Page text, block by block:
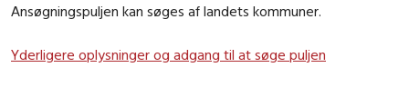
Ansøgningspuljen kan søges af landets kommuner.
Yderligere oplysninger og adgang til at søge puljen